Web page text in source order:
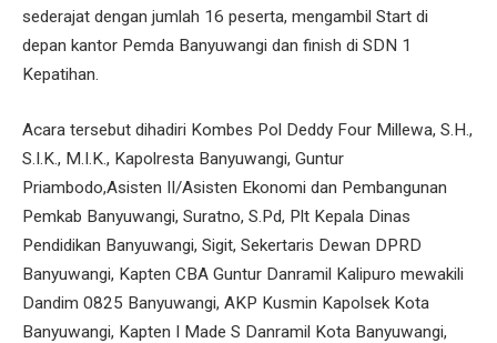
sederajat dengan jumlah 16 peserta, mengambil Start di
depan kantor Pemda Banyuwangi dan finish di SDN 1
Kepatihan.
Acara tersebut dihadiri Kombes Pol Deddy Four Millewa, S.H.,
S.I.K., M.I.K., Kapolresta Banyuwangi, Guntur
Priambodo,Asisten II/Asisten Ekonomi dan Pembangunan
Pemkab Banyuwangi, Suratno, S.Pd, Plt Kepala Dinas
Pendidikan Banyuwangi, Sigit, Sekertaris Dewan DPRD
Banyuwangi, Kapten CBA Guntur Danramil Kalipuro mewakili
Dandim 0825 Banyuwangi, AKP Kusmin Kapolsek Kota
Banyuwangi, Kapten I Made S Danramil Kota Banyuwangi,